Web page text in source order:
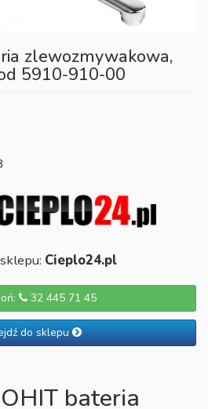
zlewozmywakowa,
5910-910-00
Cieplo24.pl
32 445 71 45
do sklepu
bateria